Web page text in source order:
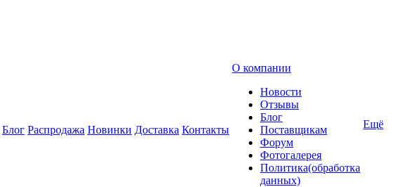
Блог Распродажа Новинки Доставка Контакты
О компании
Новости
Отзывы
Блог
Поставщикам
Форум
Фотогалерея
Политика(обработка
данных)
Ещё